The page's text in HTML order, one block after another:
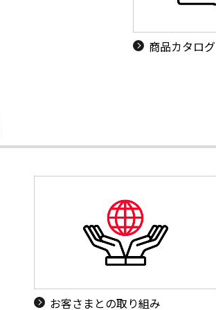
商品カタログ
お客さまとの取り組み